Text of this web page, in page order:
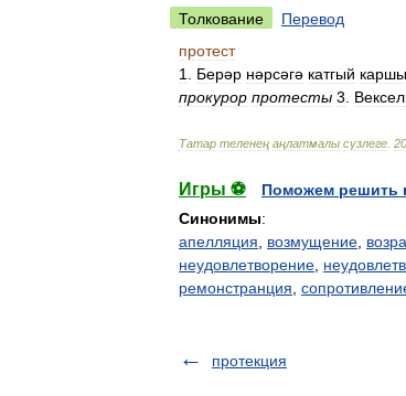
Толкование
Перевод
протест
1
Берәр нәрсәгә катгый каршы
прокурор протесты 3
Татар теленең аңлатмалы сүзлеге
Игры ⚽
Поможем решить
Синонимы:
апелляция
возмущение
неудовлетворение
ремонстранция
протекция